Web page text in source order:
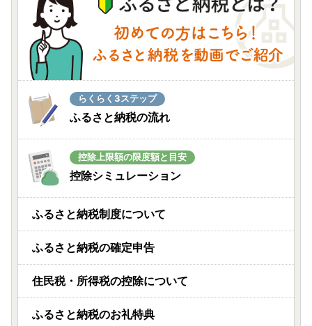
らくらく3ステップ
ふるさと納税の流れ
控除上限額の限度額と目安
控除シミュレーション
ふるさと納税制度について
ふるさと納税の確定申告
住民税・所得税の控除について
ふるさと納税のお礼特典